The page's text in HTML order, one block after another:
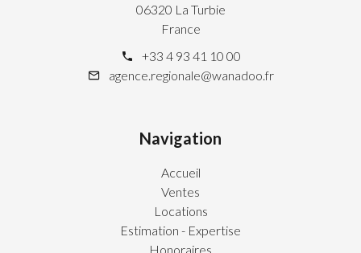
06320 La Turbie
France
+33 4 93 41 10 00
agence.regionale@wanadoo.fr
Navigation
Accueil
Ventes
Locations
Estimation - Expertise
Honoraires